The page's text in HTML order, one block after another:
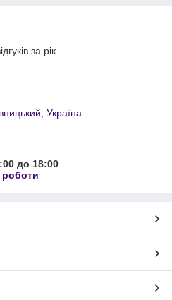
за рік
Україна
до 18:00
роботи